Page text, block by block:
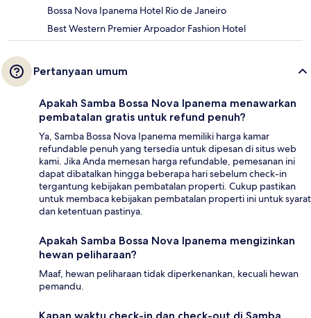
Bossa Nova Ipanema Hotel Rio de Janeiro
Best Western Premier Arpoador Fashion Hotel
Pertanyaan umum
Apakah Samba Bossa Nova Ipanema menawarkan
pembatalan gratis untuk refund penuh?
Ya, Samba Bossa Nova Ipanema memiliki harga kamar
refundable penuh yang tersedia untuk dipesan di situs web
kami. Jika Anda memesan harga refundable, pemesanan ini
dapat dibatalkan hingga beberapa hari sebelum check-in
tergantung kebijakan pembatalan properti. Cukup pastikan
untuk membaca kebijakan pembatalan properti ini untuk syarat
dan ketentuan pastinya.
Apakah Samba Bossa Nova Ipanema mengizinkan
hewan peliharaan?
Maaf, hewan peliharaan tidak diperkenankan, kecuali hewan
pemandu.